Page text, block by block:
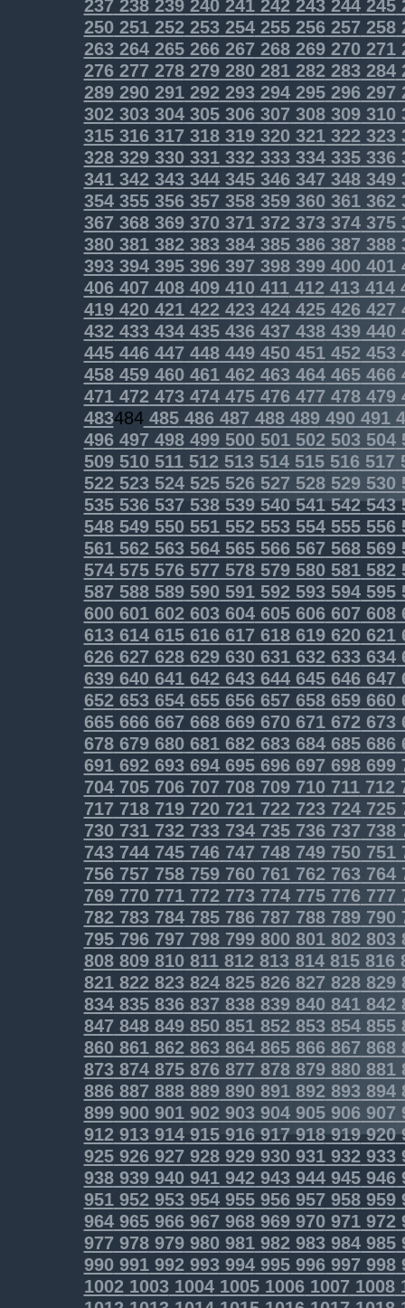
237238239240241242243244245
250251252253254255256257258
263264265266267268269270271
276277278279280281282283284
289290291292293294295296297
302303304305306307308309310
315316317318319320321322323
328329330331332333334335336
341342343344345346347348349
354355356357358359360361362
367368369370371372373374375
380381382383384385386387 388
393394395396397398399400401
406407408409410411412413414
419420421422423424425426427
432433434435436437438439440
445446447448449450451452453
458459460461462463464465466
471472473474475476477 478479
483484485486487 488489490491
496497498499500501502503504
509510511512513514515516517
522523524525526527 528529530
535536537538539540541542543
548549550551552553554555556
561562563564565566567568569
574575576577578579580581582
587588589590591592593594595
600601602603604605606607608
613614615616617618619620621
626627628629630631632633634
639640641642643644645646647
652653654655656657658659660
665666667668669670671672673
678679680681682683684685686
691692693694695696697698699
704705706707708709710711712
717718719720721722723724725
730731732733734735736737 738
743744745746747748749750751
756757758759760761762763764
769770771772773774775776777
782783784785786787 788789790
795796797798799800801802803
808809810811812813814815816
821822823824825826827 828829
834835836837838839840841842
847848849850851852853854855
860861862863864865866867 868
873874875876877 878879880881
886887888889890891892893894
899900901902903904905906907
912913914915916917918919920
925926927928929930931932933
938939940941942943944945946
951952953954955956957958959
964965966967968969970971972
977978979980981982983984985
990991992993994995996997998
1002100310041005100610071008